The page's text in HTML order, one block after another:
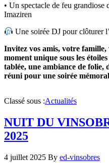
• Un spectacle de feu grandiose
Imaziren
Une soirée DJ pour clôturer
Invitez vos amis, votre
moment unique sous les
tablée, une ambiance de
réuni pour une soirée
Classé sous :Actualités
NUIT DU
2025
4 juillet 2025 By ed-vinsobres